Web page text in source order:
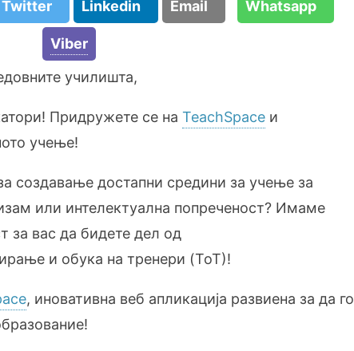
Twitter Linkedin Email Whatsapp
Viber
училишта,
Придружете се на TeachSpace и
учење!
создавање достапни средини за учење за
или интелектуална попреченост? Имаме
за вас да бидете дел од
и обука на тренери (ToT)!
, иновативна веб апликација развиена за да го